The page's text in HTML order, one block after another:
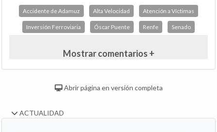
Accidente de Adamuz Alta Velocidad Atención a Víctimas
Inversión Ferroviaria Óscar Puente Renfe Senado
Mostrar comentarios +
Abrir página en versión completa
ACTUALIDAD